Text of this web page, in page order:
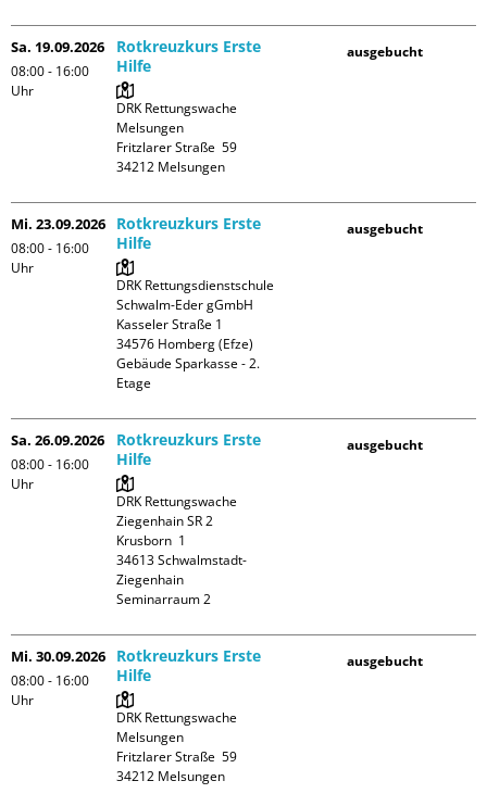
Sa. 19.09.2026
08:00 - 16:00
Uhr
Rotkreuzkurs Erste
Hilfe
DRK Rettungswache
Melsungen
Fritzlarer Straße  59
ausgebucht
Mi. 23.09.2026
08:00 - 16:00
Uhr
Rotkreuzkurs Erste
Hilfe
DRK Rettungsdienstschule
Schwalm-Eder gGmbH
Kasseler Straße 1
34576 Homberg (Efze)
Gebäude Sparkasse - 2.
Etage
ausgebucht
Sa. 26.09.2026
08:00 - 16:00
Uhr
Rotkreuzkurs Erste
Hilfe
DRK Rettungswache
Ziegenhain SR 2
Krusborn  1
34613 Schwalmstadt-
Ziegenhain
Seminarraum 2
ausgebucht
Mi. 30.09.2026
08:00 - 16:00
Uhr
Rotkreuzkurs Erste
Hilfe
DRK Rettungswache
Melsungen
Fritzlarer Straße  59
ausgebucht